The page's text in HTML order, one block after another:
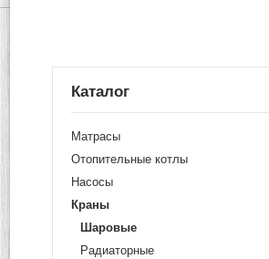
Каталог
Матрасы
Отопительные котлы
Насосы
Краны
Шаровые
Радиаторные